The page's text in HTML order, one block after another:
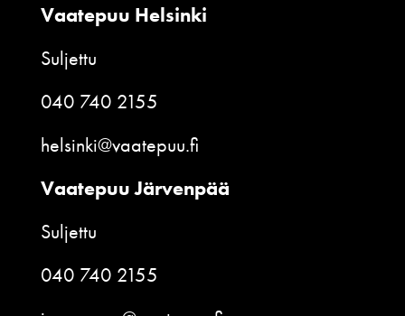
Vaatepuu Helsinki
Suljettu
040 740 2155
helsinki@vaatepuu.fi
Vaatepuu Järvenpää
Suljettu
040 740 2155